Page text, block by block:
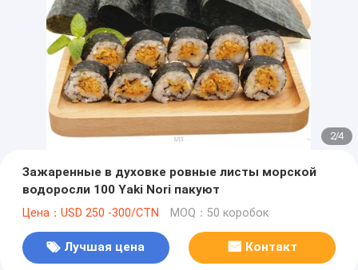
2/4
Зажаренные в духовке ровные листы морской
водоросли 100 Yaki Nori пакуют
Цена：USD 250 -300/CTN MOQ：50 коробок
Лучшая цена Контакт